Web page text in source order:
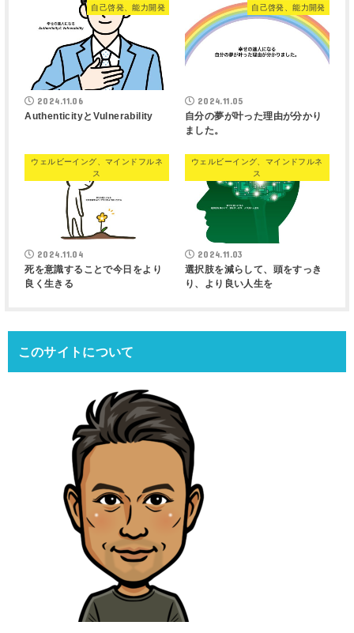
自己啓発、能力開発
2024.11.06
AuthenticityとVulnerability
自己啓発、能力開発
2024.11.05
自分の夢が叶った理由が分かり
ました。
ウェルビーイング、マインドフルネ
ス
2024.11.04
死を意識することで今日をより
良く生きる
ウェルビーイング、マインドフルネ
ス
2024.11.03
選択肢を減らして、頭をすっき
り、より良い人生を
このサイトについて